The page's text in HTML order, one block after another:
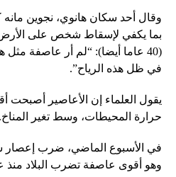
بما يكفي لإسقاط شخص على
(40 عاما أيضا): “لم أر عاصفة
في ظل هذه الرياح”.
يقول العلماء إن الأعاصير أصبحت
حرارة المحيطات، وسط تغير المناخ.
في الأسبوع الماضي، ضرب إعصار
وهو أقوى عاصفة تضرب البلاد منذ